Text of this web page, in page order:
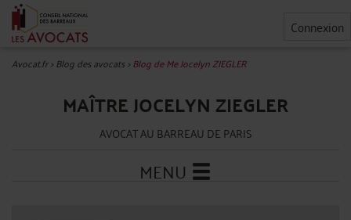
Connexion
Avocat.fr>Blog des avocats>Blog de Me Jocelyn ZIEGLER
MAÎTRE JOCELYN ZIEGLER
AVOCAT AU BARREAU DE PARIS
MENU